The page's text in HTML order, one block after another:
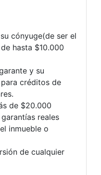
cónyuge(de ser el
hasta $10.000
y su
créditos de
de $20.000
reales
inmueble o
de cualquier